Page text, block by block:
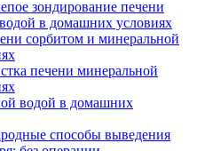
сорбитом и минеральной
водой в домашних